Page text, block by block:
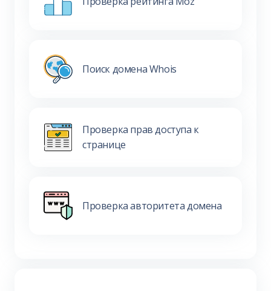
Поиск домена Whois
Проверка прав доступа к
странице
Проверка авторитета домена